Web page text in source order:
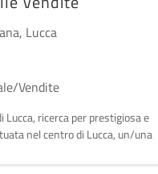
, Lucca
Vendite
Lucca, ricerca per prestigiosa e
nel centro di Lucca, un/una
La risorsa si occuperà di: •
alla clientela; •